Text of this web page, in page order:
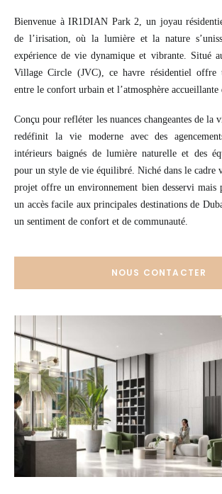
Bienvenue à IR1DIAN Park 2, un joyau
de l’irisation, où la lumière et la nature
expérience de vie dynamique et vibrante. Situé
Village Circle (JVC), ce havre résidentiel offre
entre le confort urbain et l’atmosphère accueillante
Conçu pour refléter les nuances changeantes de
redéfinit la vie moderne avec des
intérieurs baignés de lumière naturelle et des
pour un style de vie équilibré. Niché dans le cadre
projet offre un environnement bien desservi mais
un accès facile aux principales destinations de
un sentiment de confort et de communauté.
NOUS CONTACTER